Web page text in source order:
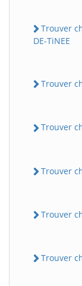
Trouver
DE-TiNEE
Trouver
Trouver
Trouver
Trouver
Trouver